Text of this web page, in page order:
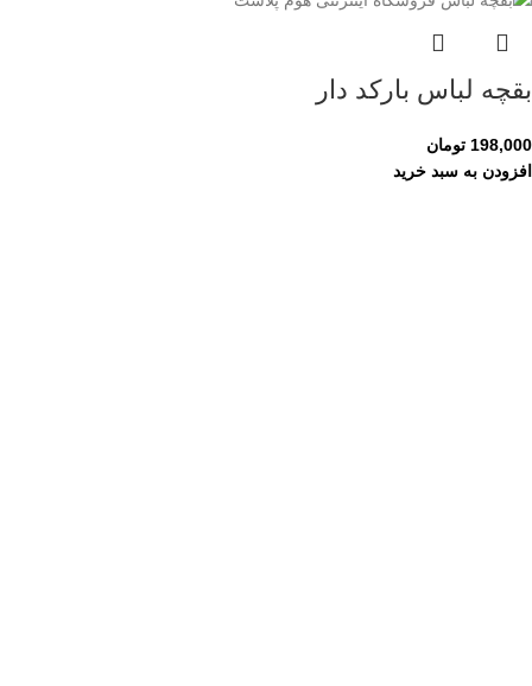
بقچه لباس بارکد دار
198,000 تومان
افزودن به سبد خرید